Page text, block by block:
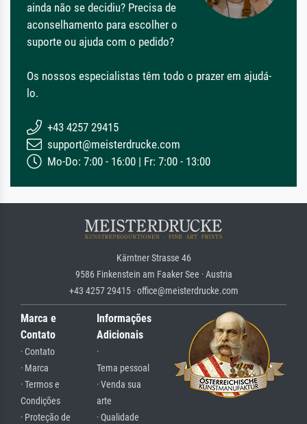
ainda não se decidiu? Precisa de
aconselhamento para escolher o
suporte ou ajuda com o pedido?
Os nossos especialistas têm todo o prazer em ajudá-
lo.
+43 4257 29415
support@meisterdrucke.com
Mo-Do: 7:00 - 16:00 | Fr: 7:00 - 13:00
Kärntner Strasse 46
9586 Finkenstein am Faaker See · Austria
+43 4257 29415 · office@meisterdrucke.com
Marca e
Contato
· Contato
· Marca
· Termos e
Condições
· Proteção de
Informações
Adicionais
·
Tema pessoal
· Venda sua
arte
· Qualidade